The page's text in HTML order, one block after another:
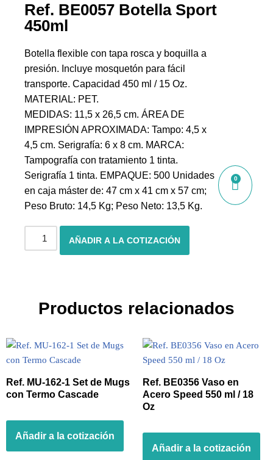
0
Ref. BE0057 Botella Sport
450ml
Botella flexible con tapa rosca y boquilla a
presión. Incluye mosquetón para fácil
transporte. Capacidad 450 ml / 15 Oz.
MATERIAL: PET.
MEDIDAS: 11,5 x 26,5 cm. ÁREA DE
IMPRESIÓN APROXIMADA: Tampo: 4,5 x
4,5 cm. Serigrafía: 6 x 8 cm. MARCA:
Tampografía con tratamiento 1 tinta.
Serigrafía 1 tinta. EMPAQUE: 500 Unidades
en caja máster de: 47 cm x 41 cm x 57 cm;
Peso Bruto: 14,5 Kg; Peso Neto: 13,5 Kg.
AÑADIR A LA COTIZACIÓN
Productos relacionados
Ref. MU-162-1 Set de Mugs
con Termo Cascade
Añadir a la cotización
Ref. BE0356 Vaso en
Acero Speed 550 ml / 18
Oz
Añadir a la cotización